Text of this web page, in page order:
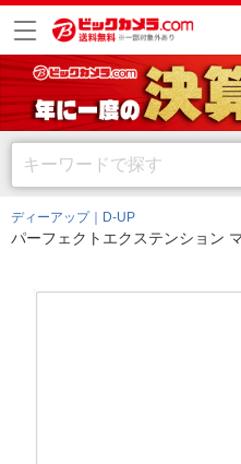
ディーアップ｜D-UP
パーフェクトエクステンション